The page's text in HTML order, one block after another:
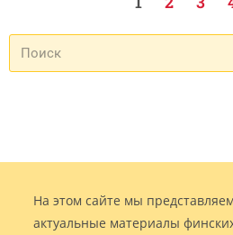
На этом сайте мы
актуальные материалы